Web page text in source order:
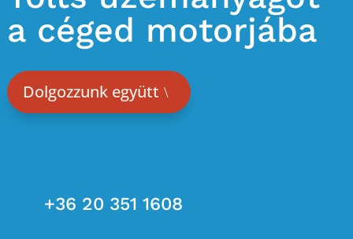
a céged motorjába
Dolgozzunk együtt
+36 20 351 1608